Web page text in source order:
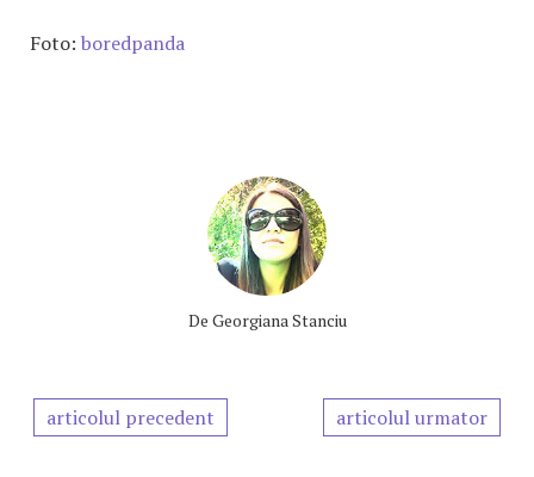
Foto: boredpanda
De Georgiana Stanciu
articolul precedent articolul urmator